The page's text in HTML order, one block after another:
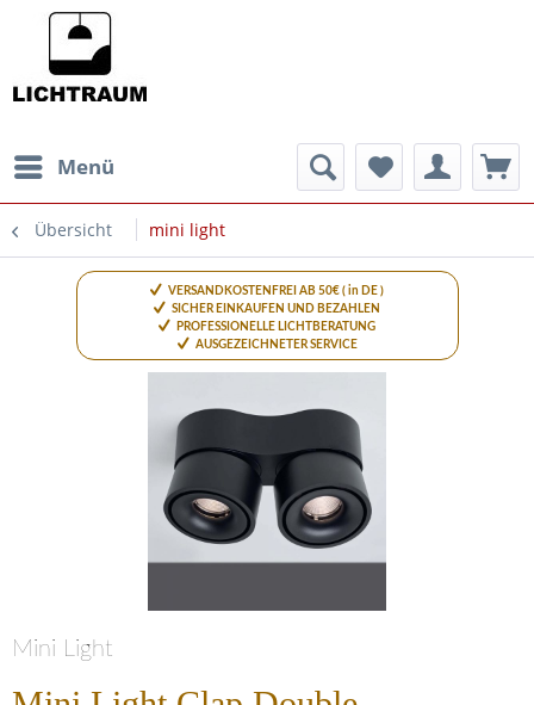
Menü
Übersicht mini light
VERSANDKOSTENFREI AB 50€ ( in DE )
SICHER EINKAUFEN UND BEZAHLEN
PROFESSIONELLE LICHTBERATUNG
AUSGEZEICHNETER SERVICE
Mini Light